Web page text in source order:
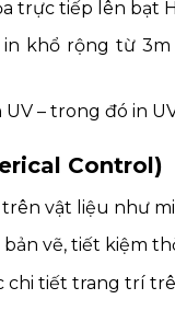
trực tiếp lên bạt
in khổ rộng từ
UV – trong đó in
Control)
vật liệu như
vẽ, tiết kiệm
chi tiết trang trí